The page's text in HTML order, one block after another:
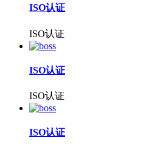
ISO认证
ISO认证
ISO认证
ISO认证
ISO认证